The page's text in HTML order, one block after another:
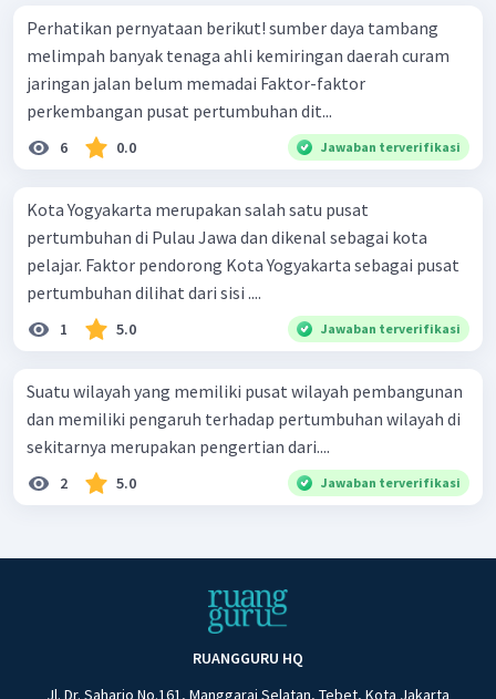
Perhatikan pernyataan berikut! sumber daya tambang
melimpah banyak tenaga ahli kemiringan daerah curam
jaringan jalan belum memadai Faktor-faktor
perkembangan pusat pertumbuhan dit...
6 0.0 Jawaban terverifikasi
Kota Yogyakarta merupakan salah satu pusat
pertumbuhan di Pulau Jawa dan dikenal sebagai kota
pelajar. Faktor pendorong Kota Yogyakarta sebagai pusat
pertumbuhan dilihat dari sisi ....
1 5.0 Jawaban terverifikasi
Suatu wilayah yang memiliki pusat wilayah pembangunan
dan memiliki pengaruh terhadap pertumbuhan wilayah di
sekitarnya merupakan pengertian dari....
2 5.0 Jawaban terverifikasi
RUANGGURU HQ
Jl. Dr. Saharjo No.161, Manggarai Selatan, Tebet, Kota Jakarta